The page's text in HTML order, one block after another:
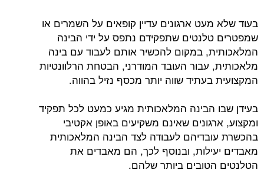
בעוד שלא מעט ארגונים עדיין קופאים על השמרים או
שמפטרים טלנטים שתפקידם נתפס על ידי הבינה
המלאכותית, במקום להכשיר אותם לעבוד עם בינה
מלאכותית, עבור העובד המודרני, הבטחת הרלוונטיות
המקצועית בעתיד שווה יותר מכסף נזיל בהווה.
בעידן שבו הבינה המלאכותית מגיע כמעט לכל תפקיד
ומקצוע, ארגונים שאינם משקיעים באופן אקטיבי
בהכשרת עובדיהם לעבודה לצד הבינה המלאכותית
מאבדים יעילות, ובנוסף לכך, הם מאבדים את
הטלנטים הטובים ביותר שלהם.